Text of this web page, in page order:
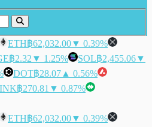
ETH฿62,032.00▼ 0.39%
฿2.32 ▼ 1.25% SOL฿2,455.06▼
DOT฿28.07 ▲ 0.56%
฿270.81 ▼ 0.87%
ETH฿62,032.00▼ 0.39%